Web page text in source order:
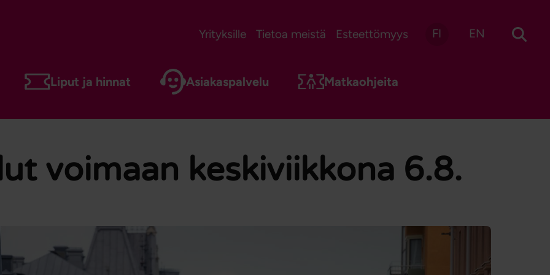
Yrityksille Tietoa meistä Esteettömyys FI EN
Liput ja hinnat Asiakaspalvelu Matkaohjeita
voimaan keskiviikkona 6.8.